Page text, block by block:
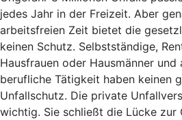
jedes Jahr in der Freizeit. Aber
arbeitsfreien Zeit bietet die
keinen Schutz. Selbstständige,
Hausfrauen oder Hausmänner und
berufliche Tätigkeit haben keinen
Unfallschutz. Die private
wichtig. Sie schließt die Lücke zur